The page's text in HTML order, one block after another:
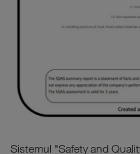
Sistemul "Safety and